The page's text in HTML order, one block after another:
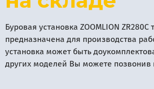
Буровая установка ZOOMLION
предназначена для производства
установка может быть
других моделей Вы можете позвонив